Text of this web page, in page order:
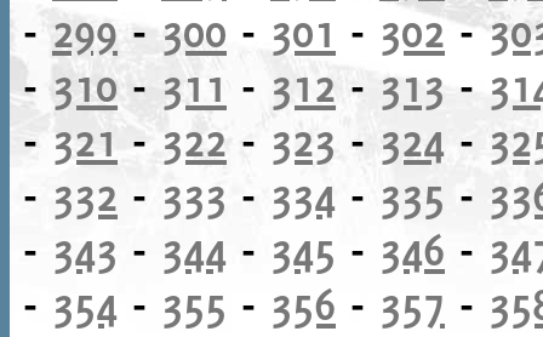
-299- 300 - 301 - 302-
-310- 311 - 312 - 313 -
- 321 - 322 - 323 - 324 -
- 332 - 333 - 334 - 335 -
- 343 - 344 - 345 - 346 -
- 354 - 355 - 356 - 357 -